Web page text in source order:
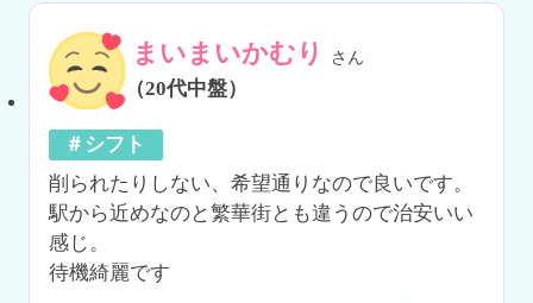
まいまいかむり さん
（20代中盤）
＃シフト
削られたりしない、希望通りなので良いです。
駅から近めなのと繁華街とも違うので治安いい
感じ。
待機綺麗です